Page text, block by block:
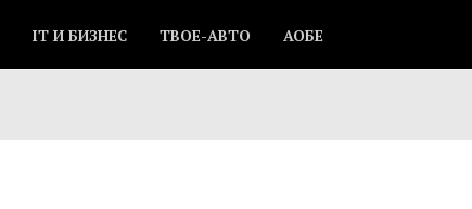
IT И БИЗНЕС ТВОЕ-АВТО АОБЕ